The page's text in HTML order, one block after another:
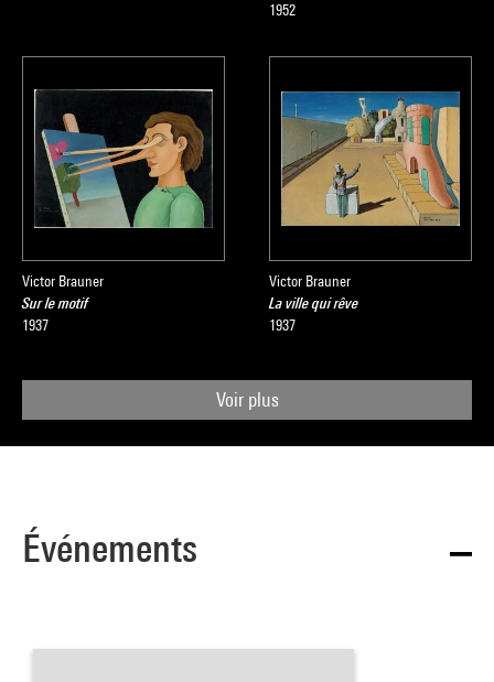
1952
Victor Brauner
Sur le motif
1937
Victor Brauner
La ville qui rêve
1937
Voir plus
Événements